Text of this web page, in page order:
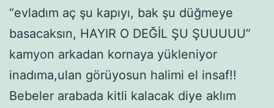
“evladım aç şu kapıyı, bak şu düğmeye
basacaksın, HAYIR O DEĞİL ŞU ŞUUUUU”
kamyon arkadan kornaya yükleniyor
inadıma,ulan görüyosun halimi el insaf!!
Bebeler arabada kitli kalacak diye aklım